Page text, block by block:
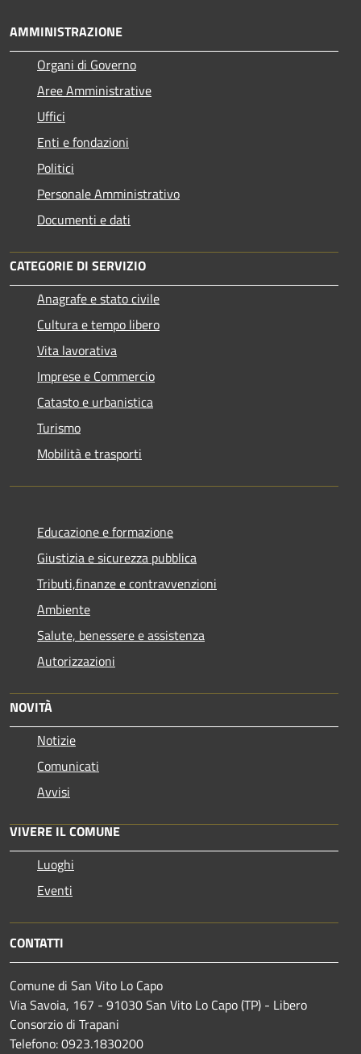
AMMINISTRAZIONE
Organi di Governo
Aree Amministrative
Uffici
Enti e fondazioni
Politici
Personale Amministrativo
Documenti e dati
CATEGORIE DI SERVIZIO
Anagrafe e stato civile
Cultura e tempo libero
Vita lavorativa
Imprese e Commercio
Catasto e urbanistica
Turismo
Mobilità e trasporti
Educazione e formazione
Giustizia e sicurezza pubblica
Tributi,finanze e contravvenzioni
Ambiente
Salute, benessere e assistenza
Autorizzazioni
NOVITÀ
Notizie
Comunicati
Avvisi
VIVERE IL COMUNE
Luoghi
Eventi
CONTATTI
Comune di San Vito Lo Capo
Via Savoia, 167 - 91030 San Vito Lo Capo (TP) - Libero
Consorzio di Trapani
Telefono: 0923.1830200